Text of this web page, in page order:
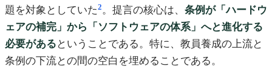
題を対象としていた2。提言の核心は、 条例が「ハードウ
ェアの補完」から「ソフトウェアの体系」へと進化する
必要がある ということである。特に、教員養成の上流と
条例の下流との間の空白を埋めることである。